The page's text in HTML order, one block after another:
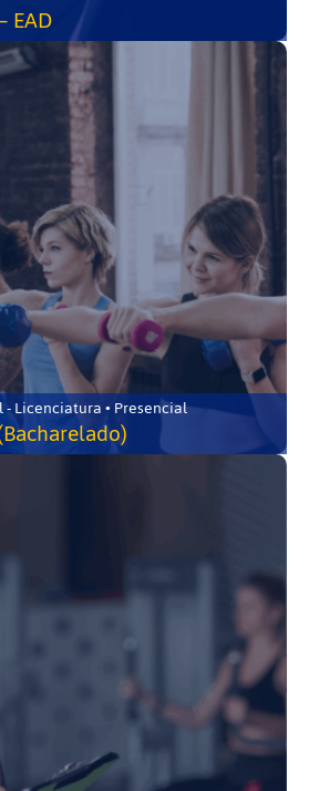
EAD
- Licenciatura • Presencial